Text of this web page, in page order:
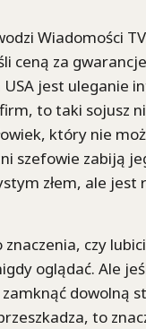
Wiadomości
ceną za gwarancje
jest uleganie
to taki sojusz
który nie
szefowie zabiją
złem, ale jest
czy
oglądać. Ale
zamknąć dowolną
to